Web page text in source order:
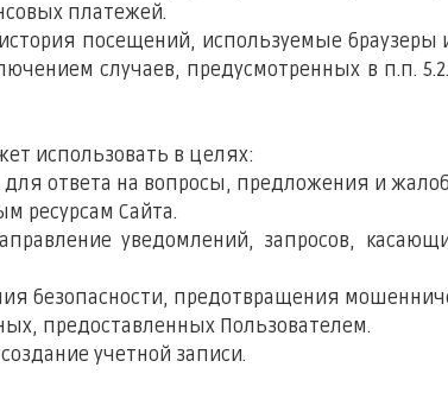
платежей.
посещений, используемые
случаев, предусмотренных в п.п.
использовать в целях:
для ответа на вопросы, предложения и
ресурсам Сайта.
уведомлений, запросов,
безопасности, предотвращения
предоставленных Пользователем.
учетной записи.